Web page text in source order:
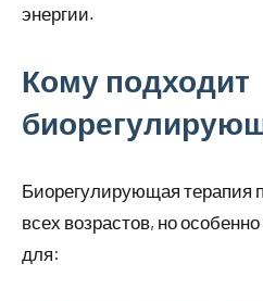
энергии.
Кому подходит
Биорегулирующая терапия
всех возрастов, но
для: